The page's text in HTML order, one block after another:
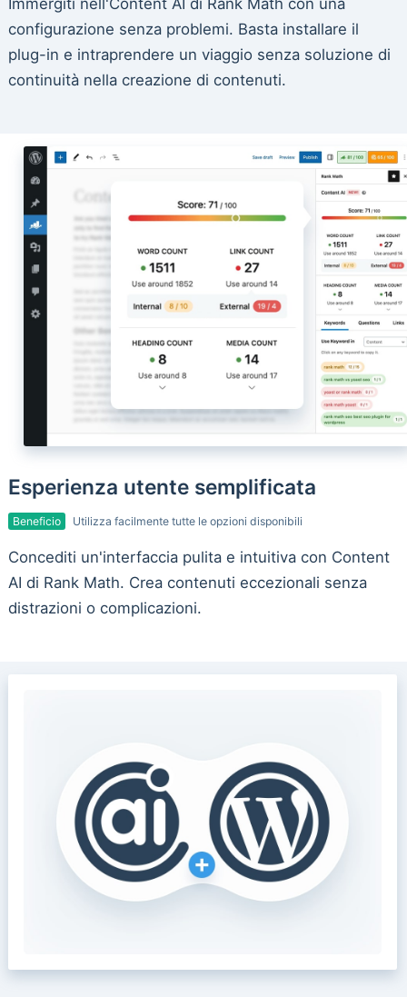
configurazione senza problemi. Basta installare il
plug-in e intraprendere un viaggio senza soluzione di
continuità nella creazione di contenuti.
Esperienza utente semplificata
Beneficio Utilizza facilmente tutte le opzioni disponibili
Concediti un'interfaccia pulita e intuitiva con Content
AI di Rank Math. Crea contenuti eccezionali senza
distrazioni o complicazioni.